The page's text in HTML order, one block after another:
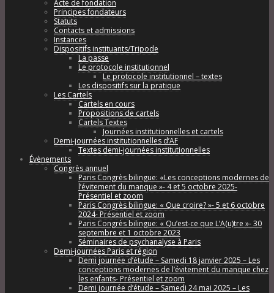
Acte de fondation
Principes fondateurs
Statuts
Contacts et admissions
Instances
Dispositifs instituants/Tripode
La passe
Le protocole institutionnel
Le protocole institutionnel – textes
Les dispositifs sur la pratique
Les Cartels
Cartels en cours
Propositions de cartels
Cartels Textes
Journées institutionnelles et cartels
Demi-journées institutionnelles d’AF
Textes demi-journées institutionnelles
Évènements
Congrès annuel
Paris Congrès bilingue: «Les conceptions modernes de
l’évitement du manque »- 4 et 5 octobre 2025-
Présentiel et zoom
Paris Congrès bilingue: « Que croire? »- 5 et 6 octobre
2024- Présentiel et zoom
Paris Congrès bilingue: « Qu’est-ce que L’A(u)tre »- 30
septembre et 1 octobre 2023
Séminaires de psychanalyse à Paris
Demi-journées Paris et région
Demi journée d’étude – Samedi 18 janvier 2025 – Les
conceptions modernes de l’évitement du manque chez
les enfants- Présentiel et zoom
Demi journée d’étude – Samedi 24 mai 2025 – Les